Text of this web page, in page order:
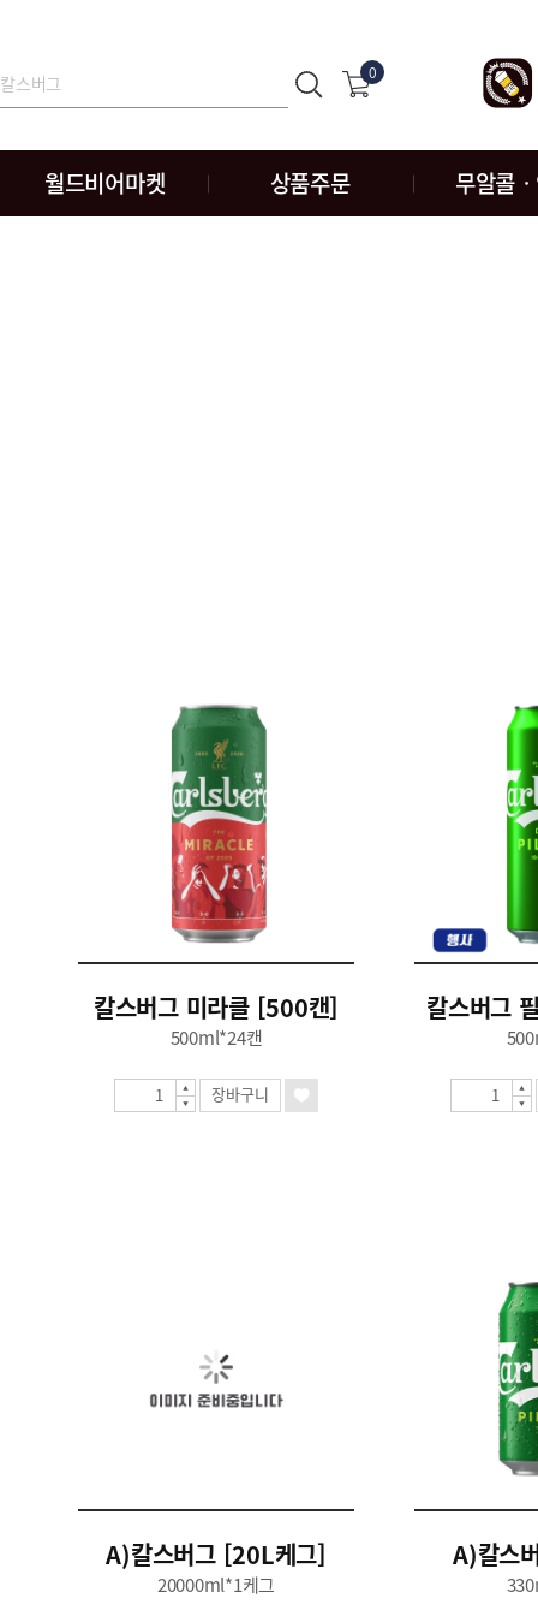
0
월드비어마켓 상품주문 무알콜
칼스버그 미라클 [500캔]
500ml*24캔
장바구니
칼스버그
A)칼스버그 [20L케그]
20000ml*1케그
A)칼스